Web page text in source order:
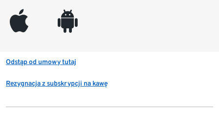
appleinc android
Odstąp od umowy tutaj
Rezygnacja z subskrypcji na kawę